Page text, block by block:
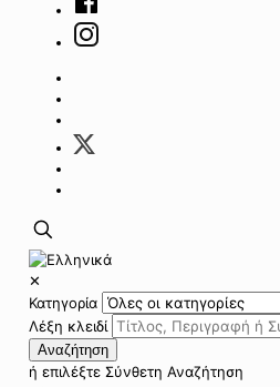
✕
Κατηγορία
Λέξη κλειδί
Αναζήτηση
ή επιλέξτε Σύνθετη Αναζήτηση